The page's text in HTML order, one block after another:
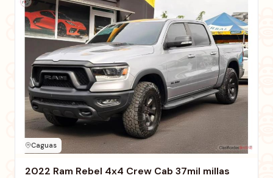
Caguas
2022 Ram Rebel 4x4 Crew Cab 37mil millas